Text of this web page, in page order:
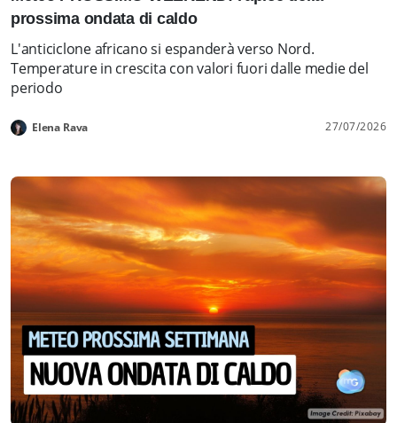
prossima ondata di caldo
L'anticiclone africano si espanderà verso Nord.
Temperature in crescita con valori fuori dalle medie del
periodo
Elena Rava 27/07/2026